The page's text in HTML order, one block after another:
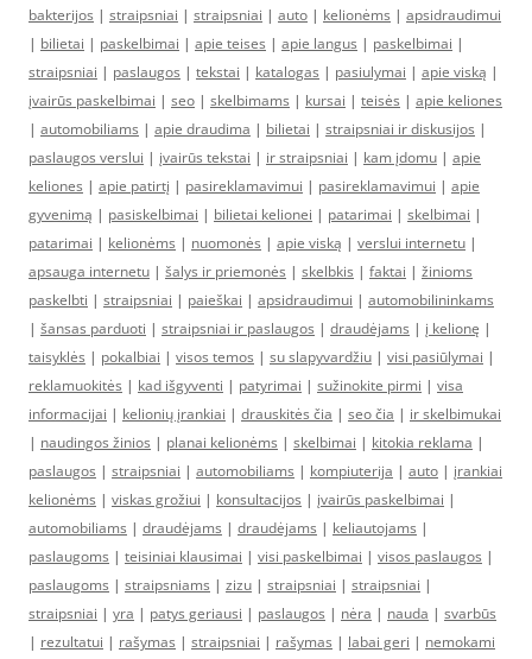
bakterijos | straipsniai | straipsniai | auto | kelionėms | apsidraudimui
| bilietai | paskelbimai | apie teises | apie langus | paskelbimai |
straipsniai | paslaugos | tekstai | katalogas | pasiulymai | apie viską |
įvairūs paskelbimai | seo | skelbimams | kursai | teisės | apie keliones
| automobiliams | apie draudima | bilietai | straipsniai ir diskusijos |
paslaugos verslui | įvairūs tekstai | ir straipsniai | kam įdomu | apie
keliones | apie patirtį | pasireklamavimui | pasireklamavimui | apie
gyvenimą | pasiskelbimai | bilietai kelionei | patarimai | skelbimai |
patarimai | kelionėms | nuomonės | apie viską | verslui internetu |
apsauga internetu | šalys ir priemonės | skelbkis | faktai | žinioms
paskelbti | straipsniai | paieškai | apsidraudimui | automobilininkams
| šansas parduoti | straipsniai ir paslaugos | draudėjams | į kelionę |
taisyklės | pokalbiai | visos temos | su slapyvardžiu | visi pasiūlymai |
reklamuokitės | kad išgyventi | patyrimai | sužinokite pirmi | visa
informacijai | kelionių įrankiai | drauskitės čia | seo čia | ir skelbimukai
| naudingos žinios | planai kelionėms | skelbimai | kitokia reklama |
paslaugos | straipsniai | automobiliams | kompiuterija | auto | įrankiai
kelionėms | viskas grožiui | konsultacijos | įvairūs paskelbimai |
automobiliams | draudėjams | draudėjams | keliautojams |
paslaugoms | teisiniai klausimai | visi paskelbimai | visos paslaugos |
paslaugoms | straipsniams | zizu | straipsniai | straipsniai |
straipsniai | yra | patys geriausi | paslaugos | nėra | nauda | svarbūs
| rezultatui | rašymas | straipsniai | rašymas | labai geri | nemokami